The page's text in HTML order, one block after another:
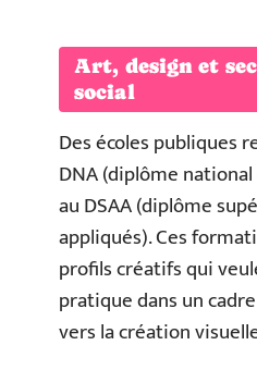
Art, design et
social
Des écoles publiques
DNA (diplôme
au DSAA (diplôme
appliqués). Ces
profils créatifs qui
pratique dans un
vers la création